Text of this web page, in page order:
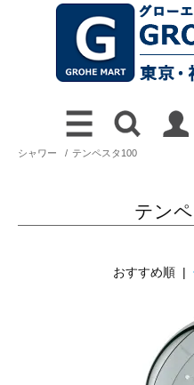
シャワー / テンペスタ100
テン
おすすめ順 |